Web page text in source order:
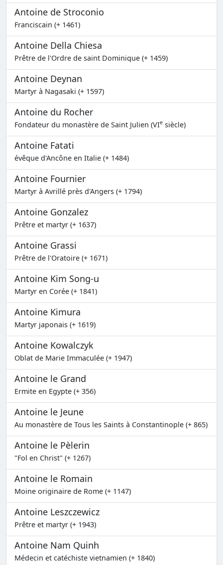
Antoine de Stroconio
Franciscain (+ 1461)
Antoine Della Chiesa
Prêtre de l'Ordre de saint Dominique (+ 1459)
Antoine Deynan
Martyr à Nagasaki (+ 1597)
Antoine du Rocher
Fondateur du monastère de Saint Julien (VIe siècle)
Antoine Fatati
évêque d'Ancône en Italie (+ 1484)
Antoine Fournier
Martyr à Avrillé près d'Angers (+ 1794)
Antoine Gonzalez
Prêtre et martyr (+ 1637)
Antoine Grassi
Prêtre de l'Oratoire (+ 1671)
Antoine Kim Song-u
Martyr en Corée (+ 1841)
Antoine Kimura
Martyr japonais (+ 1619)
Antoine Kowalczyk
Oblat de Marie Immaculée (+ 1947)
Antoine le Grand
Ermite en Egypte (+ 356)
Antoine le Jeune
Au monastère de Tous les Saints à Constantinople (+ 865)
Antoine le Pèlerin
"Fol en Christ" (+ 1267)
Antoine le Romain
Moine originaire de Rome (+ 1147)
Antoine Leszczewicz
Prêtre et martyr (+ 1943)
Antoine Nam Quinh
Médecin et catéchiste vietnamien (+ 1840)